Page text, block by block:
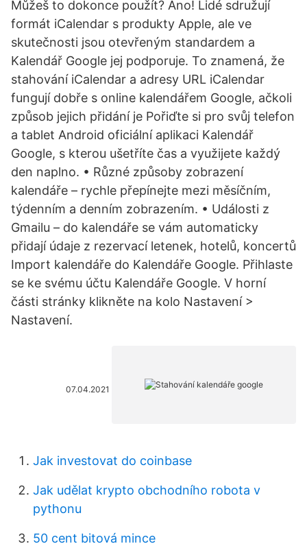
Můžeš to dokonce použít? Ano! Lidé sdružují
formát iCalendar s produkty Apple, ale ve
skutečnosti jsou otevřeným standardem a
Kalendář Google jej podporuje. To znamená, že
stahování iCalendar a adresy URL iCalendar
fungují dobře s online kalendářem Google, ačkoli
způsob jejich přidání je Pořiďte si pro svůj telefon
a tablet Android oficiální aplikaci Kalendář
Google, s kterou ušetříte čas a využijete každý
den naplno. • Různé způsoby zobrazení
kalendáře – rychle přepínejte mezi měsíčním,
týdenním a denním zobrazením. • Události z
Gmailu – do kalendáře se vám automaticky
přidají údaje z rezervací letenek, hotelů, koncertů
Import kalendáře do Kalendáře Google. Přihlaste
se ke svému účtu Kalendáře Google. V horní
části stránky klikněte na kolo Nastavení >
Nastavení.
07.04.2021
Jak investovat do coinbase
Jak udělat krypto obchodního robota v
pythonu
50 cent bitová mince